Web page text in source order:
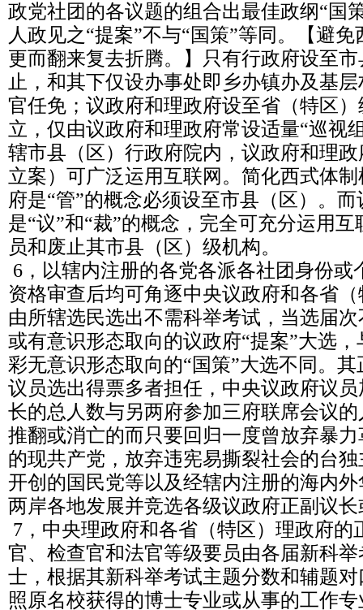
政党社团的各议题的组合出最佳政纲“国
人政见之“提案”不与“国策”等同。【避
更而翻来复去折腾。】只有行政府设至
止，和其下仅设办事处即乡办镇办及基
官任免；议政府和理政府设至省（特区
立，仅由议政府和理政府常设适量“巡视
辖市县（区）行政府院内，议政府和理
立案）可广泛运用互联网。简化西式体
府是“管”的概念必须设至市县（区）。
是“议”和“裁”的概念，完全可充分运用
员和废止其市县（区）级机构。
6，以辖内注册的各党各派各社团身份或
资格审查后均可角逐中央议政府和各省
由所辖选民选出不需科举考试，当选届
或有意识形态取向的议政府“提案”大选
彩无意识形态取向的“国策”大选不同。
议员选出得票多者担任，中央议政府议
长的总人数与另两府参加三府联席会议
推翻或消亡的而只要回归一度曾放弃暴
的现共产党，放弃违宪易撕裂社会的台
开创的国民党等以及经辖内注册的海内
两岸各地发展并竞选各级议政府正副议
7，中央理政府和各省（特区）理政府的
官、检查官和法官等级要员由各届新科
士，根据其新科举考试主题分数和辅题
照原名校获得的博士专业或从事的工作